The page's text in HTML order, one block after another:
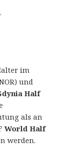
im
und
Half
als an
World Half
werden.